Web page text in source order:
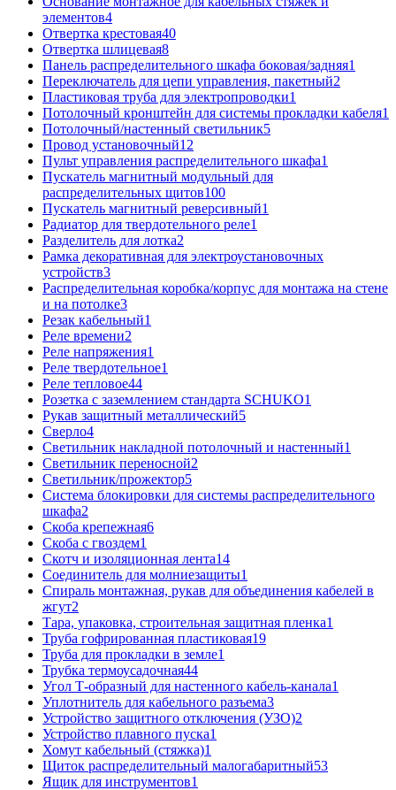
элементов4
Отвертка крестовая40
Отвертка шлицевая8
Панель распределительного шкафа боковая/задняя1
Переключатель для цепи управления, пакетный2
Пластиковая труба для электропроводки1
Потолочный кронштейн для системы прокладки кабеля1
Потолочный/настенный светильник5
Провод установочный12
Пульт управления распределительного шкафа1
Пускатель магнитный модульный для
распределительных щитов100
Пускатель магнитный реверсивный1
Радиатор для твердотельного реле1
Разделитель для лотка2
Рамка декоративная для электроустановочных
устройств3
Распределительная коробка/корпус для монтажа на стене
и на потолке3
Резак кабельный1
Реле времени2
Реле напряжения1
Реле твердотельное1
Реле тепловое44
Розетка с заземлением стандарта SCHUKO1
Рукав защитный металлический5
Сверло4
Светильник накладной потолочный и настенный1
Светильник переносной2
Светильник/прожектор5
Система блокировки для системы распределительного
шкафа2
Скоба крепежная6
Скоба с гвоздем1
Скотч и изоляционная лента14
Соединитель для молниезащиты1
Спираль монтажная, рукав для объединения кабелей в
жгут2
Тара, упаковка, строительная защитная пленка1
Труба гофрированная пластиковая19
Труба для прокладки в земле1
Трубка термоусадочная44
Угол Т-образный для настенного кабель-канала1
Уплотнитель для кабельного разъема3
Устройство защитного отключения (УЗО)2
Устройство плавного пуска1
Хомут кабельный (стяжка)1
Щиток распределительный малогабаритный53
Ящик для инструментов1